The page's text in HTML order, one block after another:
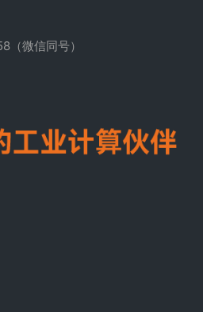
微信同号）